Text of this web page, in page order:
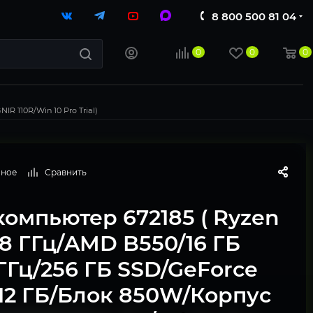
8 800 500 81 04
0 0 0
110R/Win 10 Pro Trial)
Сравнить
672185 ( Ryzen
ГГц/AMD B550/16 ГБ
256 ГБ SSD/GeForce
ГБ/Блок 850W/Корпус